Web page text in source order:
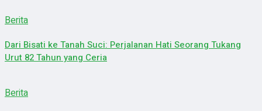
Berita
Dari Bisati ke Tanah Suci: Perjalanan Hati Seorang Tukang
Urut 82 Tahun yang Ceria
Berita